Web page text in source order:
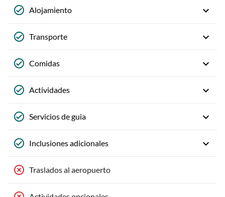
Alojamiento
Transporte
Comidas
Actividades
Servicios de guia
Inclusiones adicionales
Traslados al aeropuerto